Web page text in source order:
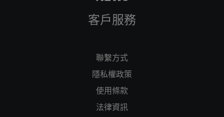
客戶服務
聯繫方式
隱私權政策
使用條款
法律資訊